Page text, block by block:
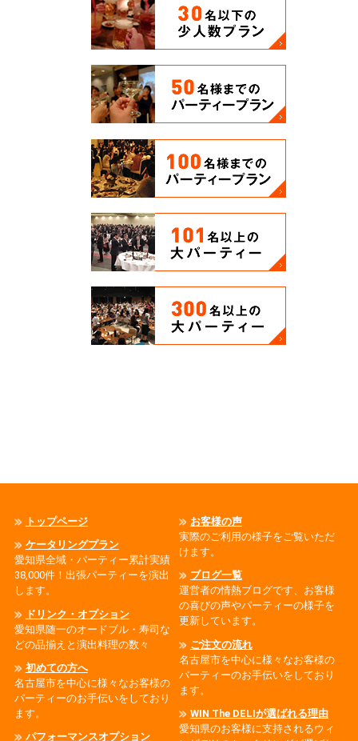
トップページ
ケータリングプラン
愛知県全域・パーティー累計実績
38,000件！出張パーティーを演出
します。
ドリンク・オプション
愛知県随一のオードブル・寿司な
どの品揃えと演出料理の数々
初めての方へ
名古屋市を中心に様々なお客様の
パーティーのお手伝いをしており
ます。
パフォーマンスオプション
お客様の声
実際のご利用の様子をご覧いただ
けます。
ブログ一覧
運営者の情熱ブログです、お客様
の喜びの声やパーティーの様子を
更新しています。
ご注文の流れ
名古屋市を中心に様々なお客様の
パーティーのお手伝いをしており
ます。
WIN The DELIが選ばれる理由
愛知県のお客様に支持されるウィ